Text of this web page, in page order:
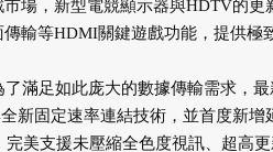
場，新型電競顯示器與HDTV的
輸等HDMI關鍵遊戲功能，提供極
滿足如此庞大的數據傳輸需求，
新固定速率連結技術，並首度新
美支援未壓縮全色度視訊、超高